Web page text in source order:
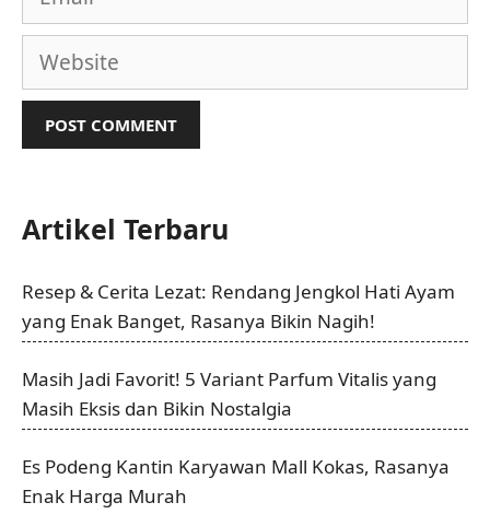
Website
Artikel Terbaru
Resep & Cerita Lezat: Rendang Jengkol Hati Ayam
yang Enak Banget, Rasanya Bikin Nagih!
Masih Jadi Favorit! 5 Variant Parfum Vitalis yang
Masih Eksis dan Bikin Nostalgia
Es Podeng Kantin Karyawan Mall Kokas, Rasanya
Enak Harga Murah